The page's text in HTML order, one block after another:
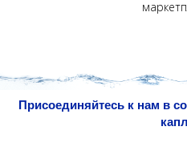
Присоединяйтесь к нам в